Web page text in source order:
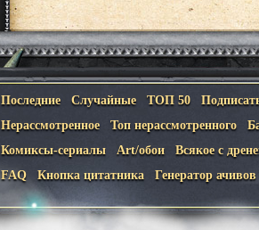
Последние Случайные ТОП 50
Нерассмотренное Топ нерассмотренного
Комиксы-сериалы Art/обои Всякое с
FAQ Кнопка цитатника Генератор ачивов